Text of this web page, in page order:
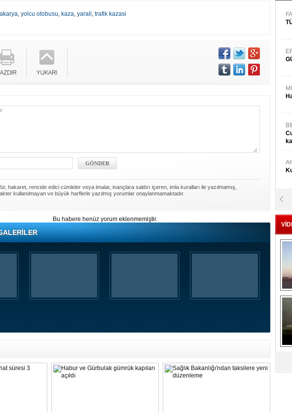
, yolcu otobusu, kaza, yarali, trafik kazasi
hakaret, rencide edici cümleler veya imalar, inançlara saldırı içeren, imla kuralları ile yazılmamış,
kullanılmayan ve büyük harflerle yazılmış yorumlar onaylanmamaktadır.
Bu habere henüz yorum eklenmemiştir.